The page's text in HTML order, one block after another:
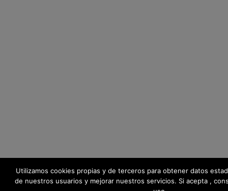
Utilizamos cookies propias y de terceros para obtener datos
de nuestros usuarios y mejorar nuestros servicios. Si acepta ,